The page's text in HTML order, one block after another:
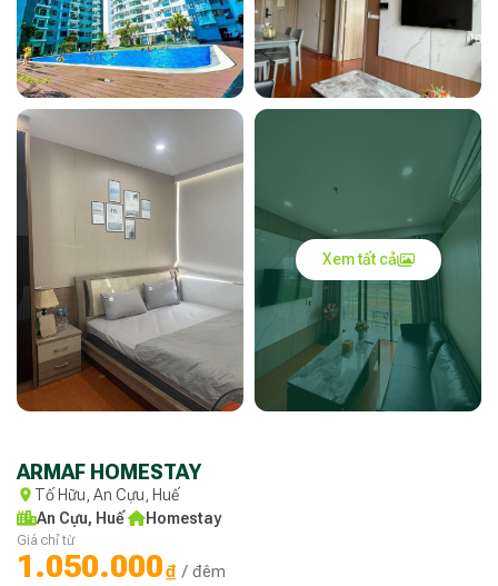
Xem tất cả
ARMAF HOMESTAY
Tố Hữu, An Cựu, Huế
An Cựu, Huế· Homestay
Giá chỉ từ
1.050.000₫ / đêm